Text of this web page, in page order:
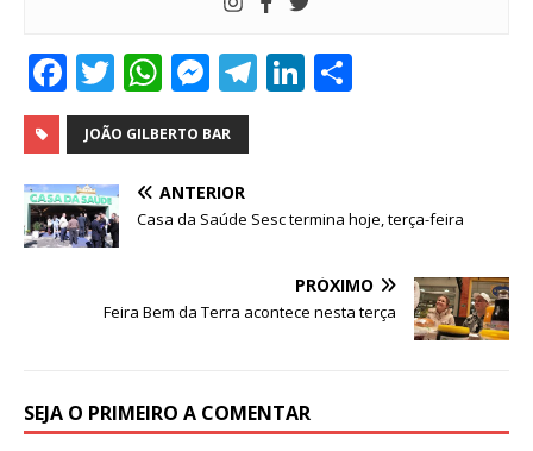
F
a
c
e
b
o
T
w
it
te
r
W
h
at
s
A
p
M
e
ss
e
n
e
T
ra
Li
dI
JOÃO GILBERTO BAR
ANTERIOR
Casa da Saúde Sesc termina hoje, terça-feira
PRÓXIMO
Feira Bem da Terra acontece nesta terça
SEJA O PRIMEIRO A COMENTAR